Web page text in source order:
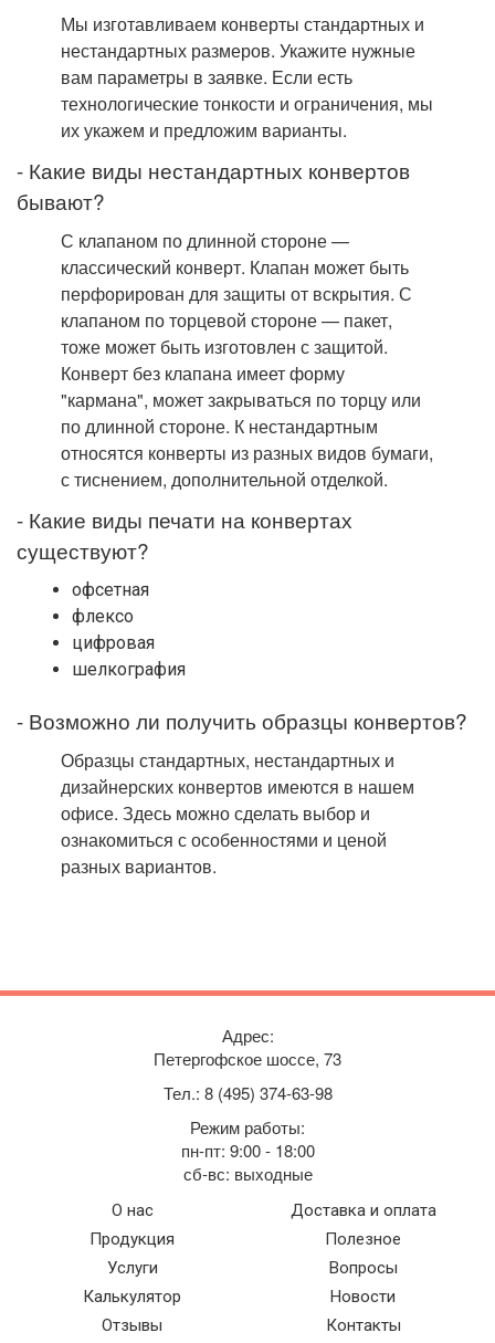
Мы изготавливаем конверты стандартных и
нестандартных размеров. Укажите нужные
вам параметры в заявке. Если есть
технологические тонкости и ограничения, мы
их укажем и предложим варианты.
- Какие виды нестандартных конвертов
бывают?
С клапаном по длинной стороне —
классический конверт. Клапан может быть
перфорирован для защиты от вскрытия. С
клапаном по торцевой стороне — пакет,
тоже может быть изготовлен с защитой.
Конверт без клапана имеет форму
"кармана", может закрываться по торцу или
по длинной стороне. К нестандартным
относятся конверты из разных видов бумаги,
с тиснением, дополнительной отделкой.
- Какие виды печати на конвертах
существуют?
офсетная
флексо
цифровая
шелкография
- Возможно ли получить образцы конвертов?
Образцы стандартных, нестандартных и
дизайнерских конвертов имеются в нашем
офисе. Здесь можно сделать выбор и
ознакомиться с особенностями и ценой
разных вариантов.
О нас
Продукция
Услуги
Калькулятор
Отзывы
Доставка и оплата
Полезное
Вопросы
Новости
Контакты
Адрес:
Петергофское шоссе, 73
Тел.: 8 (495) 374-63-98
Режим работы:
пн-пт: 9:00 - 18:00
сб-вс: выходные